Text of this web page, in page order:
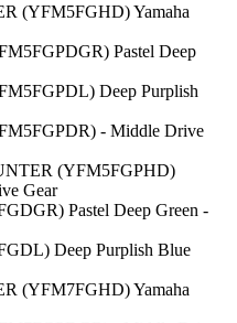
(YFM5FGHD) Yamaha
Pastel Deep
Deep Purplish
- Middle Drive
(YFM5FGPHD)
Gear
Pastel Deep Green -
Deep Purplish Blue
(YFM7FGHD) Yamaha